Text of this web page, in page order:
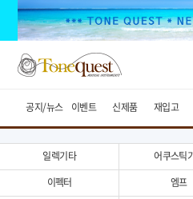
공지/뉴스 이벤트 신제품 재입고
일렉기타 어쿠스틱
이펙터
엠프